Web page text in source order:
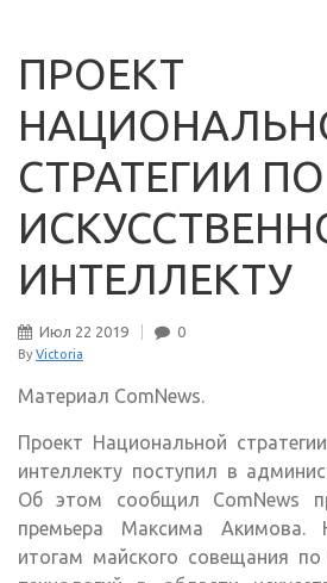
ПРОЕКТ
СТРАТЕГИИ ПО
ИНТЕЛЛЕКТУ
Июл 22 2019 0
By Victoria
Материал ComNews.
Проект Национальной
интеллекту поступил в
Об этом сообщил ComNews
премьера Максима
итогам майского совещания